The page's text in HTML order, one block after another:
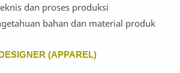
dan proses produksi
bahan dan material produk
(APPAREL)